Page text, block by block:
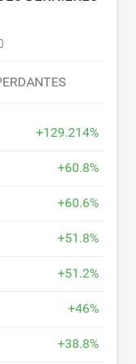
+129.214%
+60.8%
+60.6%
+51.8%
+51.2%
+46%
+38.8%